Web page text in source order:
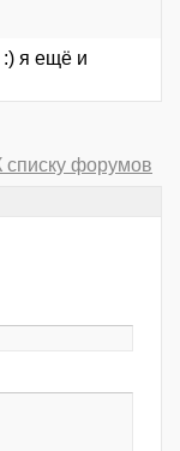
:) я ещё и
списку форумов